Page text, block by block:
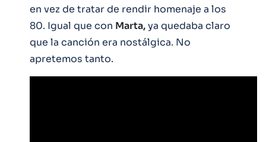
en vez de tratar de rendir homenaje a los
80. Igual que con Marta,ya quedaba claro
que la canción era nostálgica. No
apretemos tanto.